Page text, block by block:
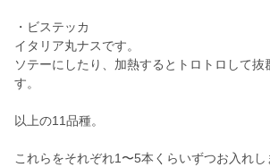
・ビステッカ
イタリア丸ナスです。
ソテーにしたり、加熱するとトロトロして抜
す。
以上の11品種。
これらをそれぞれ1〜5本くらいずつお入れし